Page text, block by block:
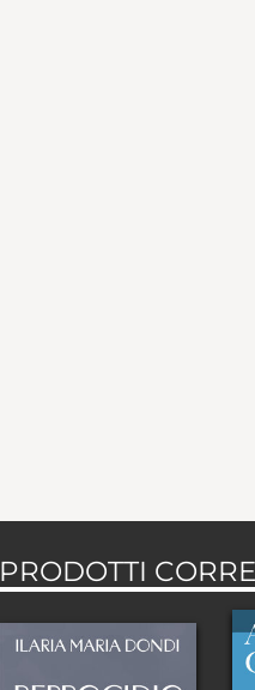
PRODOTTI